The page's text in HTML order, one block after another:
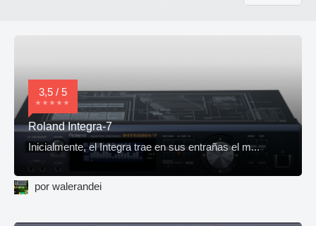
3,5 / 5
Roland Integra-7
Inicialmente, el Integra trae en sus entrañas el m...
por walerandei